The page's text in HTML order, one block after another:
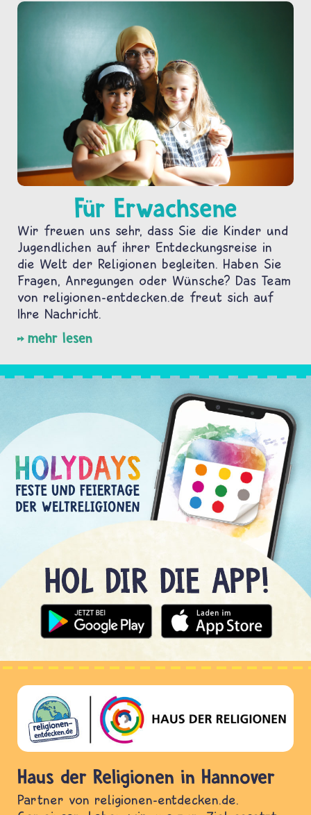
Für Erwachsene
Wir freuen uns sehr, dass Sie die Kinder und
Jugendlichen auf ihrer Entdeckungsreise in
die Welt der Religionen begleiten. Haben Sie
Fragen, Anregungen oder Wünsche? Das Team
von religionen-entdecken.de freut sich auf
Ihre Nachricht.
mehr lesen
Haus der Religionen in Hannover
Partner von religionen-entdecken.de.